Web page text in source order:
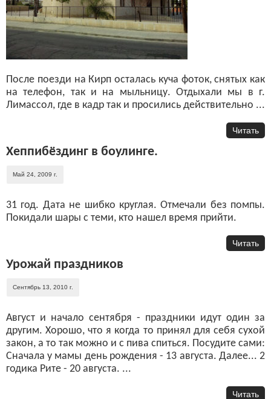
После поезди на Кирп осталась куча фоток, снятых как
на телефон, так и на мыльницу. Отдыхали мы в г.
Лимассол, где в кадр так и просились действительно ...
Читать
Хеппибёздинг в боулинге.
Май 24, 2009 г.
31 год. Дата не шибко круглая. Отмечали без помпы.
Покидали шары с теми, кто нашел время прийти.
Читать
Урожай праздников
Сентябрь 13, 2010 г.
Август и начало сентября - праздники идут один за
другим. Хорошо, что я когда то принял для себя сухой
закон, а то так можно и с пива спиться. Посудите сами:
Сначала у мамы день рождения - 13 августа. Далее... 2
годика Рите - 20 августа. ...
Читать